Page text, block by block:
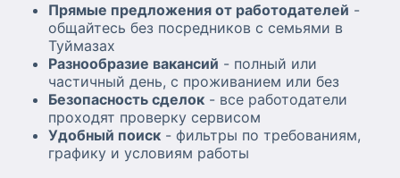
Прямые предложения от работодателей -
общайтесь без посредников с семьями в
Туймазах
Разнообразие вакансий - полный или
частичный день, с проживанием или без
Безопасность сделок - все работодатели
проходят проверку сервисом
Удобный поиск - фильтры по требованиям,
графику и условиям работы